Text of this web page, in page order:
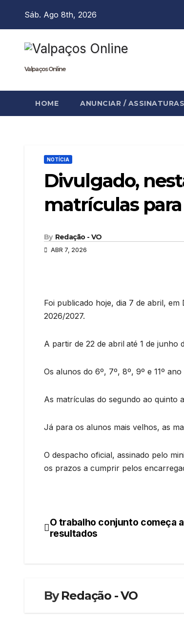
Sáb. Ago 8th, 2026
Valpaços Online
HOME ANUNCIAR / ASSINATURAS
NOTÍCIA
Divulgado,
matrículas
By Redação - VO
ABR 7, 2026
Foi publicado hoje, dia 7 de abril,
2026/2027.
A partir de 22 de abril até 1 de junho
Os alunos do 6º, 7º, 8º, 9º e 11º
As matrículas do segundo ao quinto
Já para os alunos mais velhos, as
O despacho oficial, assinado pelo
os prazos a cumprir pelos
Navegação
O trabalho conjunto começa
resultados
ByRedação - VO